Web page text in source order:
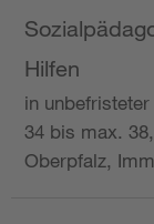
Hilfen
in
34 bis max.
Oberpfalz,